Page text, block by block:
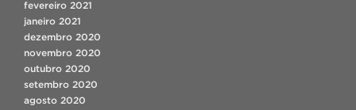
fevereiro 2021
janeiro 2021
dezembro 2020
novembro 2020
outubro 2020
setembro 2020
agosto 2020